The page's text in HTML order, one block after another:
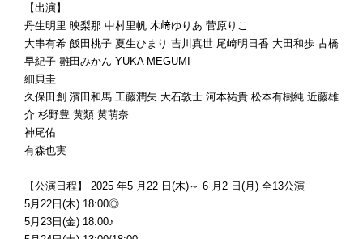
【出演】
丹生明里 映梨那 中村里帆 木﨑ゆりあ 菅原りこ
大串有希 飯田桃子 夏生ひまり 吉川真世 尾崎明日香 大田和歩 古橋
早紀子 雛田みかん YUKA MEGUMI
細貝圭
久保田創 濱田和馬 工藤潤矢 大石敦士 河本祐貴 松本有樹純 近藤雄
介 杉野豊 ⻩類 ⻩萌奈
神尾佑
有森也実
【公演日程】 2025 年5 月22 日(木)～ 6 月2 日(月) 全13公演
5月22日(木) 18:00◎
5月23日(金) 18:00♪